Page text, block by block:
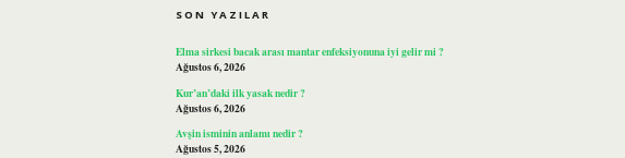
SON YAZILAR
Elma sirkesi bacak arası mantar enfeksiyonuna iyi gelir mi ?
Ağustos 6, 2026
Kur’an’daki ilk yasak nedir ?
Ağustos 6, 2026
Avşin isminin anlamı nedir ?
Ağustos 5, 2026